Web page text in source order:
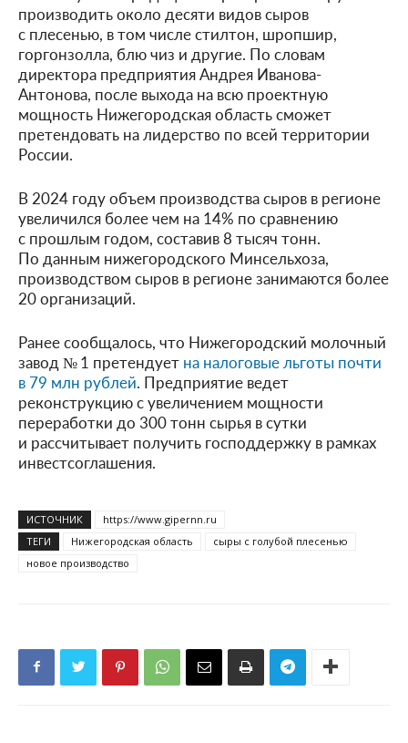
производить около десяти видов сыров
с плесенью, в том числе стилтон, шропшир,
горгонзолла, блю чиз и другие. По словам
директора предприятия Андрея Иванова-
Антонова, после выхода на всю проектную
мощность Нижегородская область сможет
претендовать на лидерство по всей территории
России.
В 2024 году объем производства сыров в регионе
увеличился более чем на 14% по сравнению
с прошлым годом, составив 8 тысяч тонн.
По данным нижегородского Минсельхоза,
производством сыров в регионе занимаются более
20 организаций.
Ранее сообщалось, что Нижегородский молочный
завод № 1 претендует на налоговые льготы почти
в 79 млн рублей. Предприятие ведет
реконструкцию с увеличением мощности
переработки до 300 тонн сырья в сутки
и рассчитывает получить господдержку в рамках
инвестсоглашения.
ИСТОЧНИК
https://www.gipernn.ru
ТЕГИ
Нижегородская область
сыры с голубой плесенью
новое производство